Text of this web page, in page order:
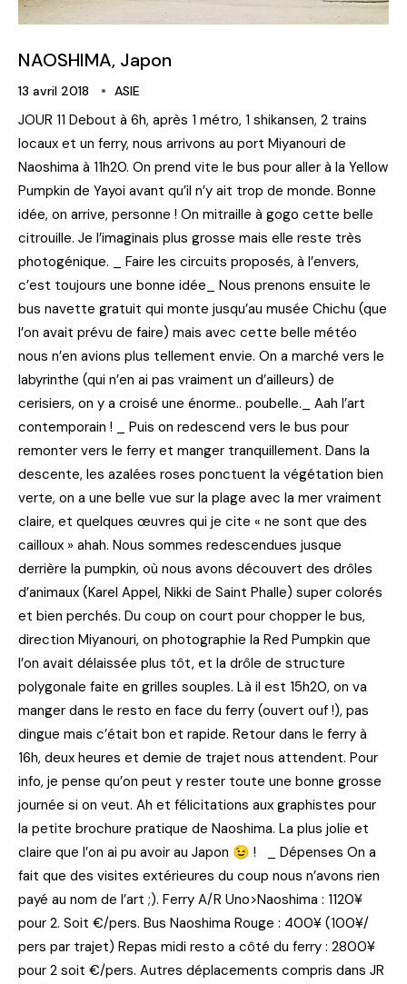
NAOSHIMA, Japon
13 avril 2018 ASIE
JOUR 11 Debout à 6h, après 1 métro, 1 shikansen, 2 trains
locaux et un ferry, nous arrivons au port Miyanouri de
Naoshima à 11h20. On prend vite le bus pour aller à la Yellow
Pumpkin de Yayoi avant qu’il n’y ait trop de monde. Bonne
idée, on arrive, personne ! On mitraille à gogo cette belle
citrouille. Je l’imaginais plus grosse mais elle reste très
photogénique. _ Faire les circuits proposés, à l’envers,
c’est toujours une bonne idée_ Nous prenons ensuite le
bus navette gratuit qui monte jusqu’au musée Chichu (que
l’on avait prévu de faire) mais avec cette belle météo
nous n’en avions plus tellement envie. On a marché vers le
labyrinthe (qui n’en ai pas vraiment un d’ailleurs) de
cerisiers, on y a croisé une énorme.. poubelle._ Aah l’art
contemporain ! _ Puis on redescend vers le bus pour
remonter vers le ferry et manger tranquillement. Dans la
descente, les azalées roses ponctuent la végétation bien
verte, on a une belle vue sur la plage avec la mer vraiment
claire, et quelques œuvres qui je cite « ne sont que des
cailloux » ahah. Nous sommes redescendues jusque
derrière la pumpkin, où nous avons découvert des drôles
d’animaux (Karel Appel, Nikki de Saint Phalle) super colorés
et bien perchés. Du coup on court pour chopper le bus,
direction Miyanouri, on photographie la Red Pumpkin que
l’on avait délaissée plus tôt, et la drôle de structure
polygonale faite en grilles souples. Là il est 15h20, on va
manger dans le resto en face du ferry (ouvert ouf !), pas
dingue mais c’était bon et rapide. Retour dans le ferry à
16h, deux heures et demie de trajet nous attendent. Pour
info, je pense qu’on peut y rester toute une bonne grosse
journée si on veut. Ah et félicitations aux graphistes pour
la petite brochure pratique de Naoshima. La plus jolie et
claire que l’on ai pu avoir au Japon 😉 ! _ Dépenses On a
fait que des visites extérieures du coup nous n’avons rien
payé au nom de l’art ;). Ferry A/R Uno>Naoshima : 1120¥
pour 2. Soit €/pers. Bus Naoshima Rouge : 400¥ (100¥/
pers par trajet) Repas midi resto a côté du ferry : 2800¥
pour 2 soit €/pers. Autres déplacements compris dans JR